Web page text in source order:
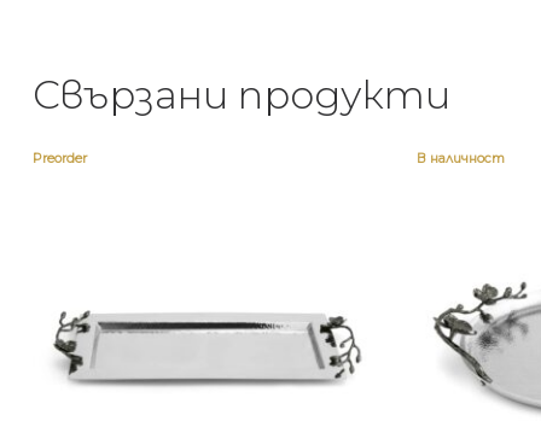
Свързани продукти
Preorder В наличност